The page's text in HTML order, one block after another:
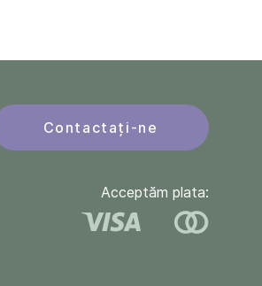
Contactați-ne
Acceptăm plata: